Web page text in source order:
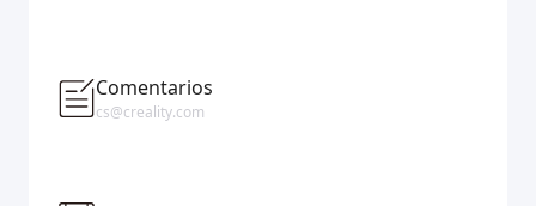
Comentarios
cs@creality.com